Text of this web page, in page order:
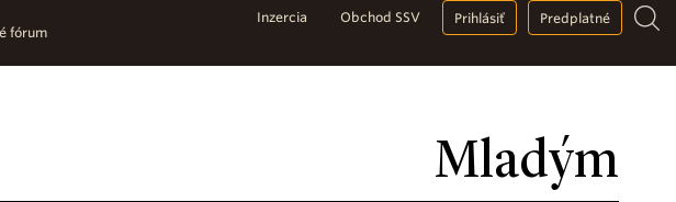
Mladým
fórum
Inzercia Obchod SSV Prihlásiť Predplatné